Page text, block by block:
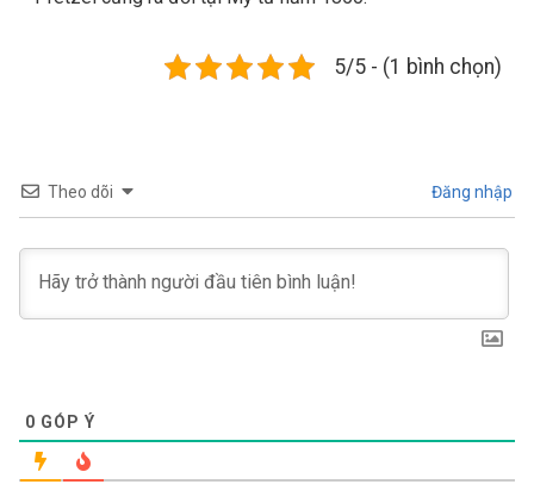
5/5 - (1 bình chọn)
Theo dõi Đăng nhập
0 GÓP Ý